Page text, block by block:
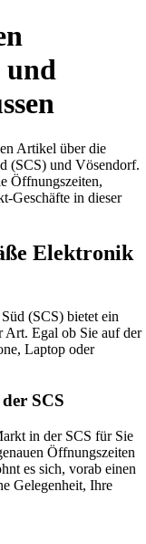
und
Artikel über die
(SCS) und Vösendorf.
Öffnungszeiten,
Geschäfte in dieser
Elektronik
(SCS) bietet ein
Art. Egal ob Sie auf der
Laptop oder
SCS
in der SCS für Sie
Öffnungszeiten
es sich, vorab einen
Gelegenheit, Ihre